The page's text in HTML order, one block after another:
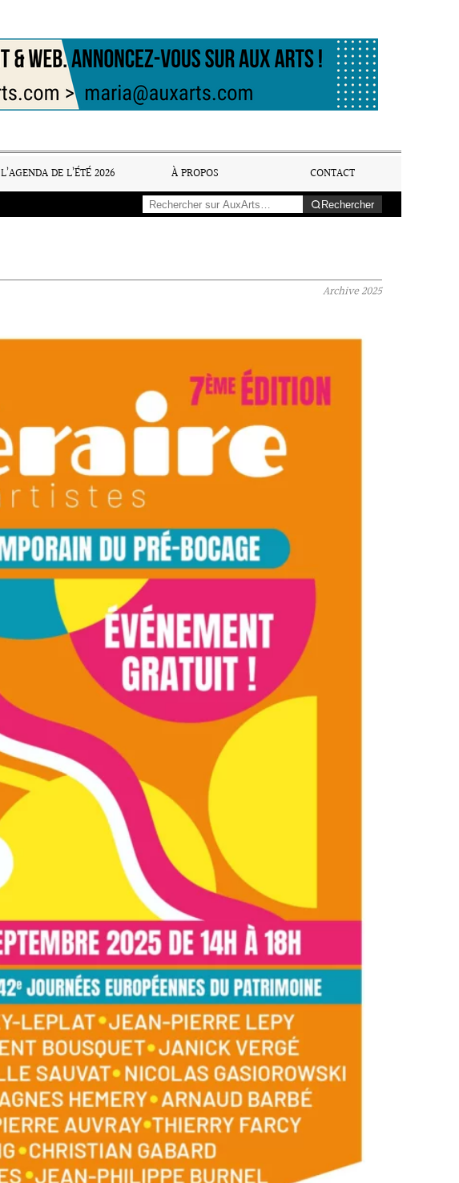
L’AGENDA DE L’ÉTÉ 2026 À PROPOS
CONTACT
Rechercher
Archive2025